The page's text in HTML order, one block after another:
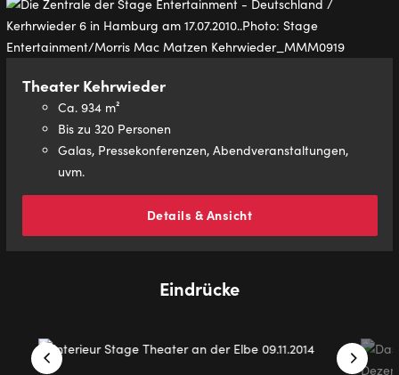
Theater Kehrwieder
Ca. 934 m²
Bis zu 320 Personen
Galas, Pressekonferenzen, Abendveranstaltungen,
uvm.
Details & Ansicht
Eindrücke